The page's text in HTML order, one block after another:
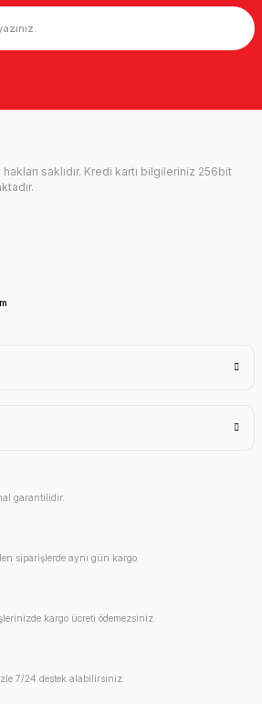
hakları saklıdır. Kredi kartı bilgileriniz 256bit
garantilidir.
siparişlerde aynı gün kargo
kargo ücreti ödemezsiniz.
7/24 destek alabilirsiniz.